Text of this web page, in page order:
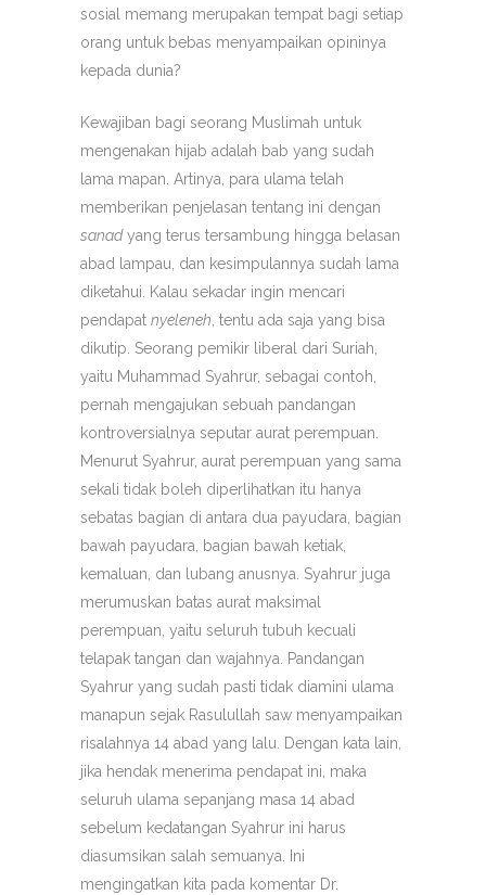
sosial memang merupakan tempat bagi setiap
orang untuk bebas menyampaikan opininya
kepada dunia?
Kewajiban bagi seorang Muslimah untuk
mengenakan hijab adalah bab yang sudah
lama mapan. Artinya, para ulama telah
memberikan penjelasan tentang ini dengan
sanadyang terus tersambung hingga belasan
abad lampau, dan kesimpulannya sudah lama
diketahui. Kalau sekadar ingin mencari
pendapat nyeleneh, tentu ada saja yang bisa
dikutip. Seorang pemikir liberal dari Suriah,
yaitu Muhammad Syahrur, sebagai contoh,
pernah mengajukan sebuah pandangan
kontroversialnya seputar aurat perempuan.
Menurut Syahrur, aurat perempuan yang sama
sekali tidak boleh diperlihatkan itu hanya
sebatas bagian di antara dua payudara, bagian
bawah payudara, bagian bawah ketiak,
kemaluan, dan lubang anusnya. Syahrur juga
merumuskan batas aurat maksimal
perempuan, yaitu seluruh tubuh kecuali
telapak tangan dan wajahnya. Pandangan
Syahrur yang sudah pasti tidak diamini ulama
manapun sejak Rasulullah saw menyampaikan
risalahnya 14 abad yang lalu. Dengan kata lain,
jika hendak menerima pendapat ini, maka
seluruh ulama sepanjang masa 14 abad
sebelum kedatangan Syahrur ini harus
diasumsikan salah semuanya. Ini
mengingatkan kita pada komentar Dr.